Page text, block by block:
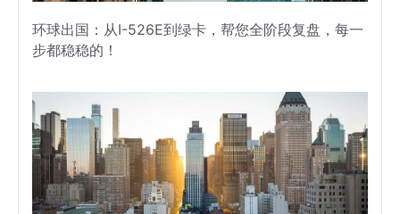
环球出国：从I-526E到绿卡，帮您全阶段复盘，每一
步都稳稳的！